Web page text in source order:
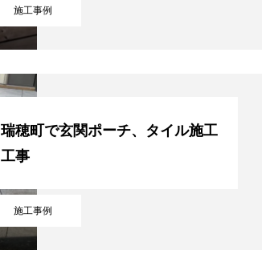
施工事例
施工事例
瑞穂町で玄関ポーチ、タイル施工
工事